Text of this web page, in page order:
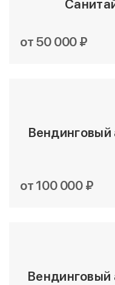
от 50 000 ₽
от 100 000 ₽